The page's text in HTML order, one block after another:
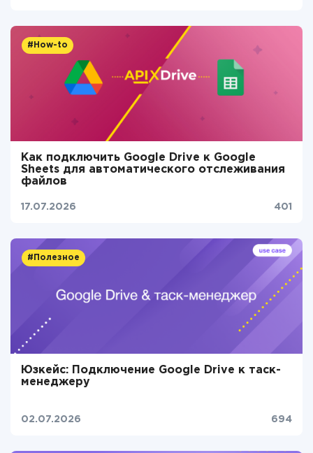
#How-to
Как подключить Google Drive к Google
Sheets для автоматического отслеживания
файлов
17.07.2026 401
#Полезное
Юзкейс: Подключение Google Drive к таск-
менеджеру
02.07.2026 694